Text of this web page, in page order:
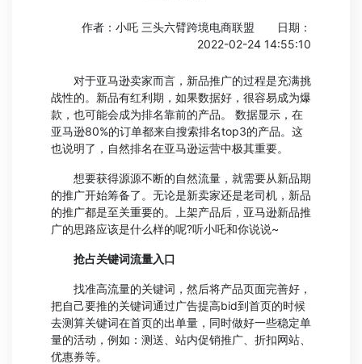
作者：小吒 三头六臂跨境电商联盟
日期：
2022-02-24 14:55:10
对于亚马逊卖家而言，新品推广的过程是充满挑
战性的。新品有红利期，如果数据好，很容易成为爆
款，也可能会成为排名靠前的产品。 数据显示，在
亚马逊80%的订单都来自搜索排名top3的产品。这
也说明了，自然排名在亚马逊运营中极其重要。
想要获得源源不断的自然流量，就需要从新品期
的推广开始筹备了。无论是新卖家还是老司机，新品
的推广都是至关重要的。上架产品后，亚马逊新品推
广的思路应该是什么样的呢?听小吒和你说说~
抢占关键词流量入口
找准高流量的关键词，然后将产品页面完善好，
把自己要推的关键词通过广告提高bid到首页的时候
去测算关键词在首页的出单量，同时做好一些稳定单
量的活动，例如：测送、站内促销推广、折扣网站、
优惠券等。